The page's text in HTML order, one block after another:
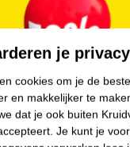
40 seconden
sauzen en
lithium-ionaccu met
keer op de AAN-knop -
en een
je privacy
cookies om je de
en makkelijker te
dat je ook buiten
Je kunt je